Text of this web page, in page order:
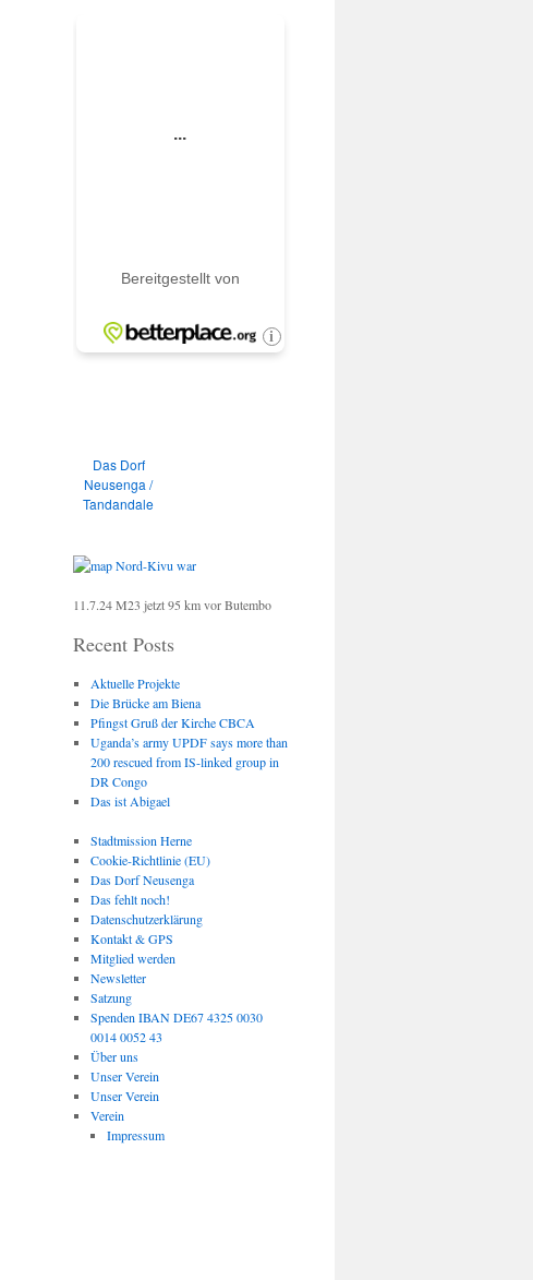
Das Dorf
Neusenga /
Tandandale
11.7.24 M23 jetzt 95 km vor Butembo
Recent Posts
Aktuelle Projekte
Die Brücke am Biena
Pfingst Gruß der Kirche CBCA
Uganda’s army UPDF says more than
200 rescued from IS-linked group in
DR Congo
Das ist Abigael
Stadtmission Herne
Cookie-Richtlinie (EU)
Das Dorf Neusenga
Das fehlt noch!
Datenschutzerklärung
Kontakt & GPS
Mitglied werden
Newsletter
Satzung
Spenden IBAN DE67 4325 0030
0014 0052 43
Über uns
Unser Verein
Unser Verein
Verein
Impressum